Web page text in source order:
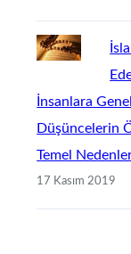
İnsanlara
Düşüncelerin
Temel
17 Kasım 2019